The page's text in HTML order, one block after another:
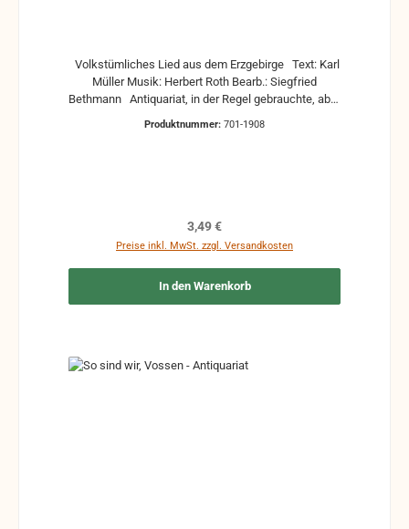
Müller Musik: Herbert Roth Bearb.: Siegfried
Bethmann Antiquariat, in der Regel gebrauchte, aber
Produktnummer: 701-1908
Regulärer Preis:
3,49 €
Preise inkl. MwSt. zzgl. Versandkosten
In den Warenkorb